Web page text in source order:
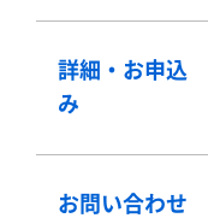
詳細・お申込
み
お問い合わせ